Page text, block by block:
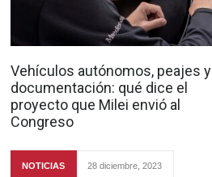
Vehículos autónomos, peajes y
documentación: qué dice el
proyecto que Milei envió al
Congreso
NOTICIAS 28 diciembre, 2023